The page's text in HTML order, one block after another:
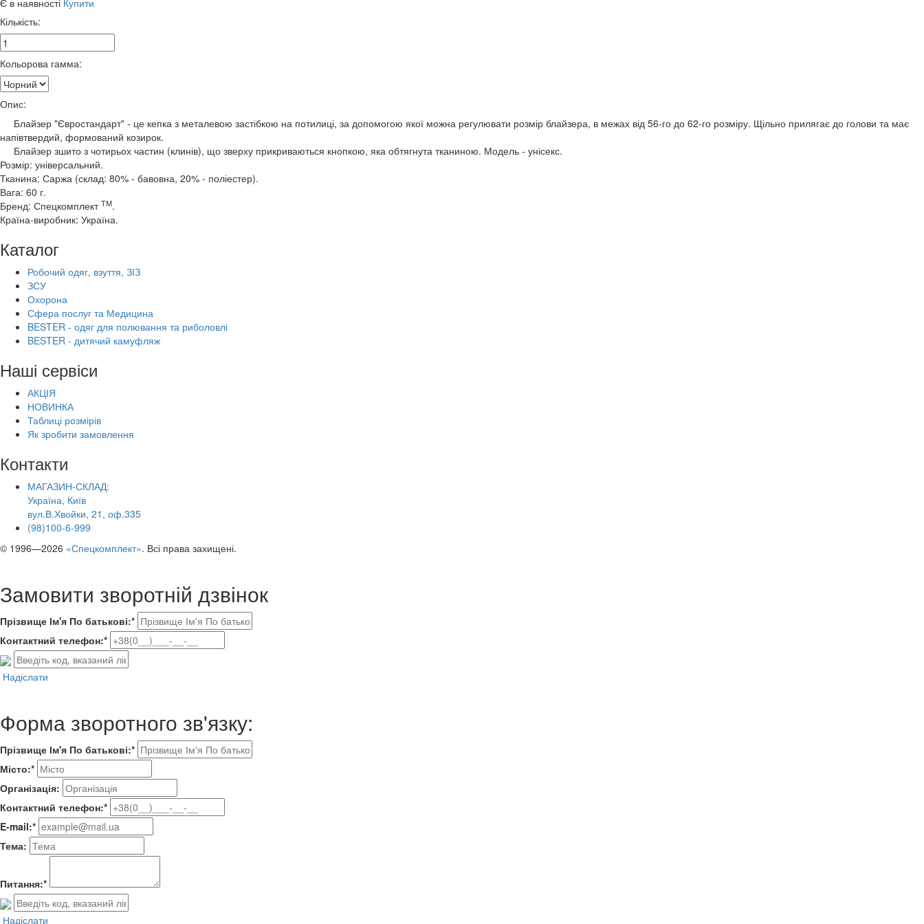
Кількість:
Кольорова гамма:
Опис:
Блайзер "Євростандарт" - це кепка з металевою застібкою на потилиці, за допомогою якої можна регулювати розмір блайзера, в межах від 56-го до 62-го розміру. Щільно прилягає до голови та має
напівтвердий, формований козирок.
Блайзер зшито з чотирьох частин (клинів), що зверху прикриваються кнопкою, яка обтягнута тканиною. Модель - унісекс.
Розмір: універсальний.
Тканина: Саржа (склад: 80% - бавовна, 20% - поліестер).
Вага: 60 г.
Бренд: Спецкомплект ТМ.
Країна-виробник: Україна.
Каталог
Робочий одяг, взуття, ЗІЗ
ЗСУ
Охорона
Сфера послуг та Медицина
BESTER - одяг для полювання та риболовлі
BESTER - дитячий камуфляж
Наші сервіси
АКЦІЯ
НОВИНКА
Таблиці розмірів
Як зробити замовлення
Контакти
МАГАЗИН-СКЛАД:
Україна, Київ
вул.В.Хвойки, 21, оф.335
(98)100-6-999
© 1996—2026 «Спецкомплект». Всі права захищені.
Замовити зворотній дзвінок
Прізвище Ім'я По батькові:*
Контактний телефон:*
Надіслати
Форма зворотного зв'язку:
Прізвище Ім'я По батькові:*
Місто:*
Організація:
Контактний телефон:*
E-mail:*
Тема:
Питання:*
Надіслати